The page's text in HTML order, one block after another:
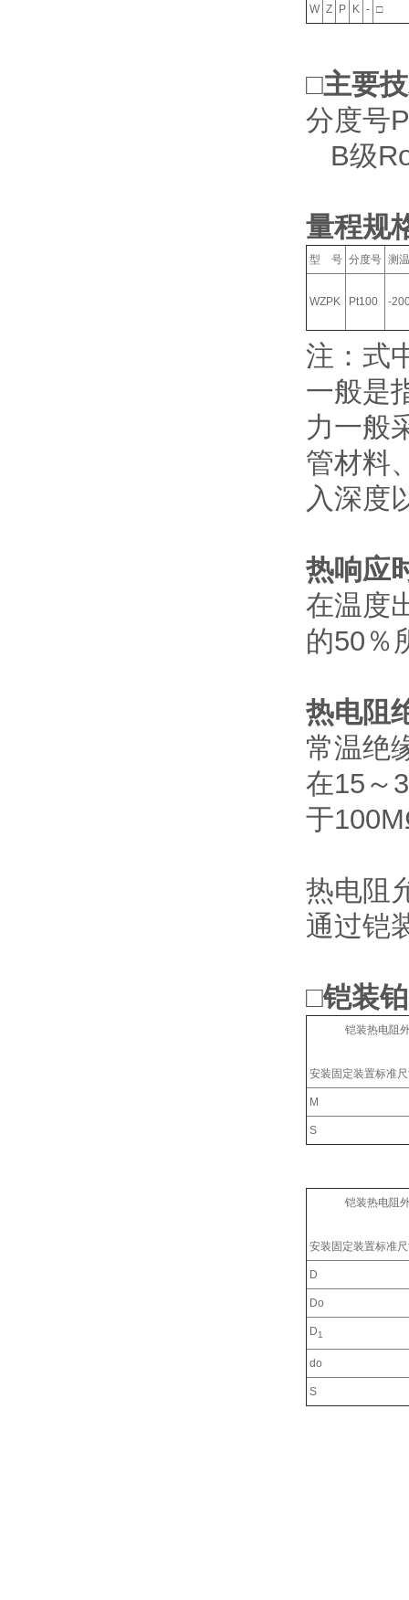
W Z P K - □
□主要
分度号
B级
量程规
型 号 分度号 测
WZPK Pt100 -
注：式
一般是
力一般
管材料
入深度
热响应
在温度
的50％
热电阻
常温绝
在15～
于
热电阻
通过铠
□铠装
铠装热电阻外
安装固定装置标准
M
S
铠装热电阻外
安装固定装置标准
D
Do
D1
do
S